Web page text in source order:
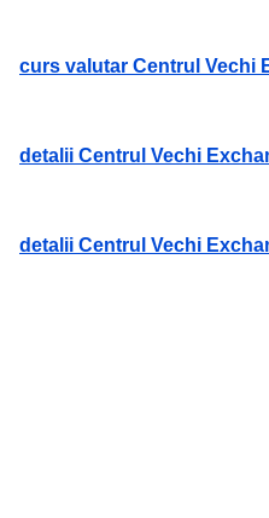
curs valutar Centrul Vechi
detalii Centrul Vechi
detalii Centrul Vechi